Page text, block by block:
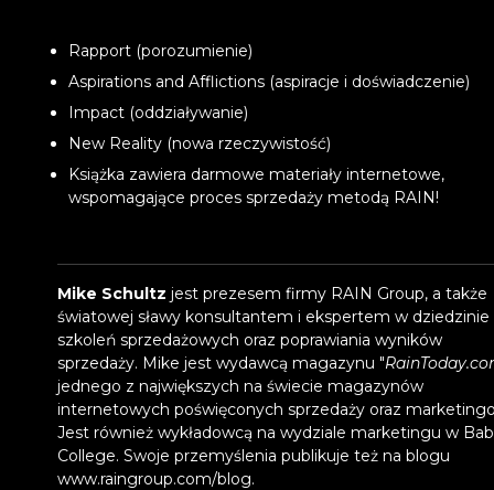
Rapport (porozumienie)
Aspirations and Afflictions (aspiracje i doświadczenie)
Impact (oddziaływanie)
New Reality (nowa rzeczywistość)
Książka zawiera darmowe materiały internetowe,
wspomagające proces sprzedaży metodą RAIN!
Mike Schultz jest prezesem firmy RAIN Group, a także
światowej sławy konsultantem i ekspertem w dziedzinie
szkoleń sprzedażowych oraz poprawiania wyników
sprzedaży. Mike jest wydawcą magazynu "
jednego z największych na świecie magazynów
internetowych poświęconych sprzedaży oraz
Jest również wykładowcą na wydziale marketingu w
College. Swoje przemyślenia publikuje też na blogu
www.raingroup.com/blog.